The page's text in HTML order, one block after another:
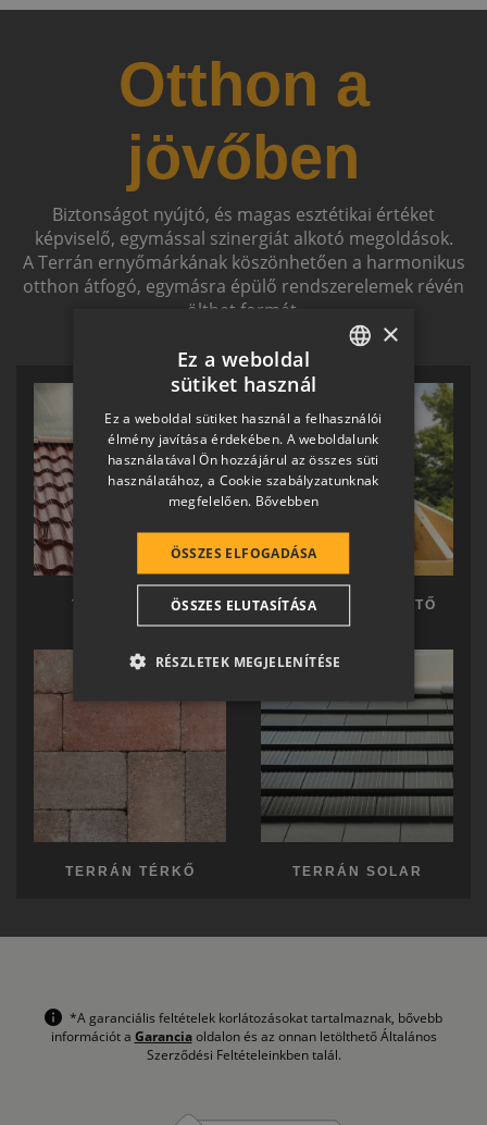
Otthon a
jövőben
Biztonságot nyújtó, és magas esztétikai értéket
képviselő, egymással szinergiát alkotó megoldások.
A Terrán ernyőmárkának köszönhetően a harmonikus
otthon átfogó, egymásra épülő rendszerelemek révén
ölthet formát.
TERRÁN TETŐ TERRÁN KÉSZTETŐ
TERRÁN TÉRKŐ TERRÁN SOLAR
*A garanciális feltételek korlátozásokat tartalmaznak, bővebb
információt a Garanciaoldalon és az onnan letölthető Általános
Szerződési Feltételeinkben talál.
HUNGARIAN
SLOVAK
GERMAN
ROMANIAN
CROATIAN
SR
RO-HU
ITALIAN
×
Ez a weboldal
sütiket használ
Ez a weboldal sütiket használ a felhasználói
élmény javítása érdekében. A weboldalunk
használatával Ön hozzájárul az összes süti
használatához, a Cookie szabályzatunknak
megfelelően. Bővebben
ÖSSZES ELFOGADÁSA
ÖSSZES ELUTASÍTÁSA
RÉSZLETEK MEGJELENÍTÉSE